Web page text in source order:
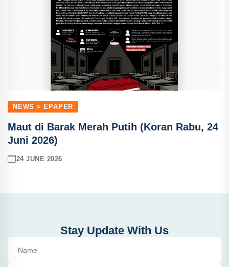
NEWS > EPAPER
Maut di Barak Merah Putih (Koran Rabu, 24
Juni 2026)
24 JUNE 2026
Stay Update With Us